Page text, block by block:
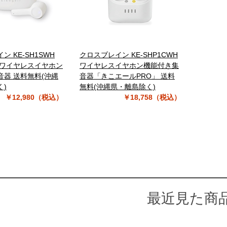
ン KE-SH1SWH
イヤレスイヤホン
器 送料無料(沖縄
)
￥12,980（税込）
クロスブレイン KE-SHP1CWH
ワイヤレスイヤホン機能付き集
音器「きこエールPRO」 送料
無料(沖縄県・離島除く)
￥18,758（税込）
最近見た商